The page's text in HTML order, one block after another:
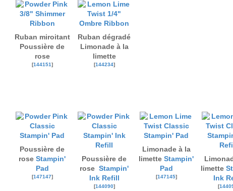
Ruban miroitant
Poussière de
rose
[144151]
Ruban dégradé
Limonade à la
limette
[144234]
Poussière de
rose Stampin'
Pad
[147147]
Poussière de
rose Stampin'
Ink Refill
[144090]
Limonade à la
limette Stampin'
Pad
[147145]
limette
Ink
[